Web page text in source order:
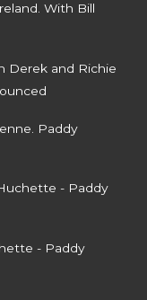
With Bill
Derek and Richie
Paddy
- Paddy
- Paddy